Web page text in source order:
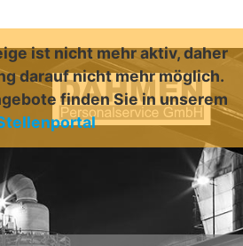
ist nicht mehr aktiv, daher
darauf nicht mehr möglich.
finden Sie in unserem